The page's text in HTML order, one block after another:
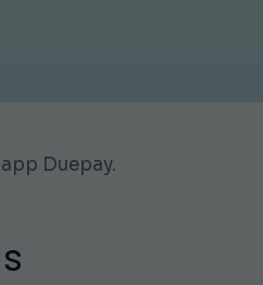
Duepay.